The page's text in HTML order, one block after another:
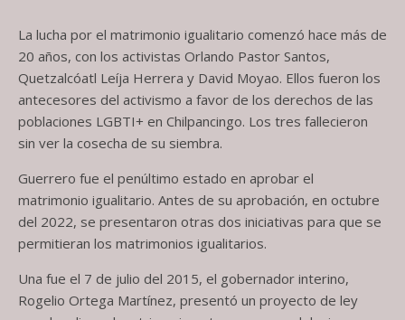
La lucha por el matrimonio igualitario comenzó hace más de
20 años, con los activistas Orlando Pastor Santos,
Quetzalcóatl Leíja Herrera y David Moyao. Ellos fueron los
antecesores del activismo a favor de los derechos de las
poblaciones LGBTI+ en Chilpancingo. Los tres fallecieron
sin ver la cosecha de su siembra.
Guerrero fue el penúltimo estado en aprobar el
matrimonio igualitario. Antes de su aprobación, en octubre
del 2022, se presentaron otras dos iniciativas para que se
permitieran los matrimonios igualitarios.
Una fue el 7 de julio del 2015, el gobernador interino,
Rogelio Ortega Martínez, presentó un proyecto de ley